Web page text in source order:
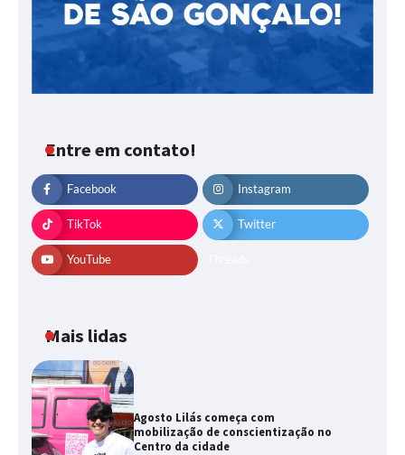
Entre em contato!
Facebook Instagram
TikTok Twitter
YouTube
Mais lidas
Agosto Lilás começa com
mobilização de conscientização no
Centro da cidade